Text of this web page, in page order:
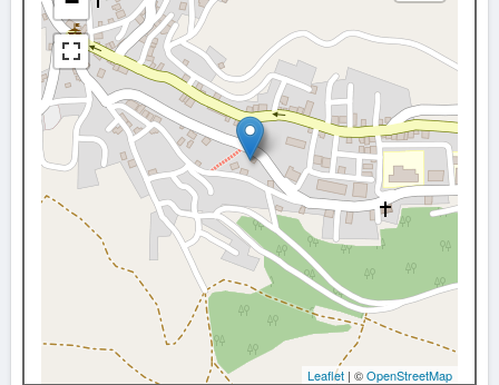
Leaflet | ©OpenStreetMap